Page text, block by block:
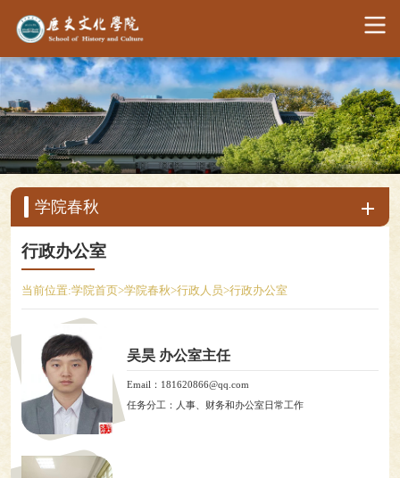
学院春秋
行政办公室
当前位置:学院首页>学院春秋>行政人员>行政办公室
吴昊 办公室主任
Email：181620866@qq.com
任务分工：人事、财务和办公室日常工作